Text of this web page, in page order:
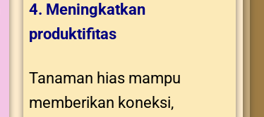
4. Meningkatkan
produktifitas
Tanaman hias mampu
memberikan koneksi,